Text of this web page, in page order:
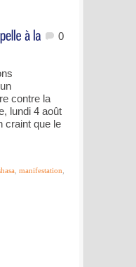
0
contre la
lundi 4 août
craint que le
manifestation